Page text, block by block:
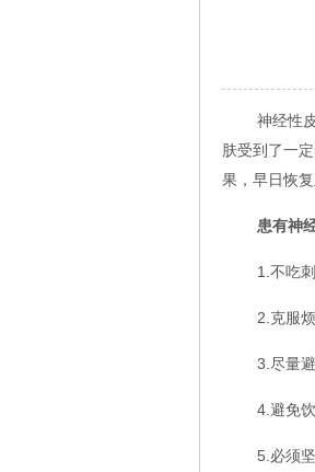
神经性
肤受到了一
果，早日恢
患有神
1.不吃
2.克服
3.尽量
4.避免
5.必须